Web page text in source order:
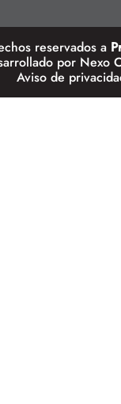
reservados a
por Nexo
Aviso de